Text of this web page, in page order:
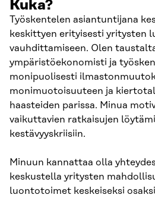
Kuka?
Työskentelen asiantuntijana
keskittyen erityisesti yritysten
vauhdittamiseen. Olen
ympäristöekonomisti ja
monipuolisesti
monimuotoisuuteen ja
haasteiden parissa. Minua
vaikuttavien ratkaisujen
kestävyyskriisiin.
Minuun kannattaa olla
keskustella yritysten
luontotoimet keskeiseksi